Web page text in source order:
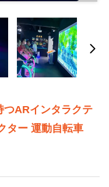
つARインタラクテ
ター 運動自転車